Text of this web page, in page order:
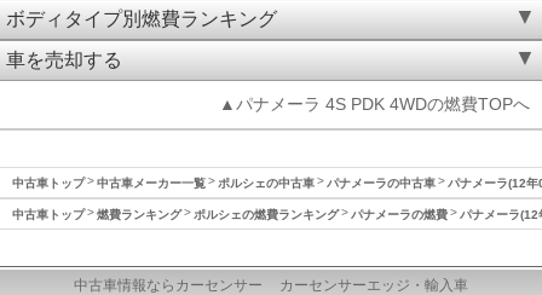
ボディタイプ別燃費ランキング
車を売却する
▲パナメーラ 4S PDK 4WDの燃費TOPへ
中古車トップ 中古車メーカー一覧 ポルシェの中古車 パナメーラの中古車 パナメーラ(12
中古車トップ 燃費ランキング ポルシェの燃費ランキング パナメーラの燃費 パナメーラ
中古車情報ならカーセンサー カーセンサーエッジ・輸入車